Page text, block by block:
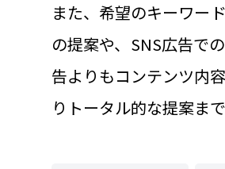
また、希望のキーワー
の提案や、SNS広告で
告よりもコンテンツ内
りトータル的な提案ま